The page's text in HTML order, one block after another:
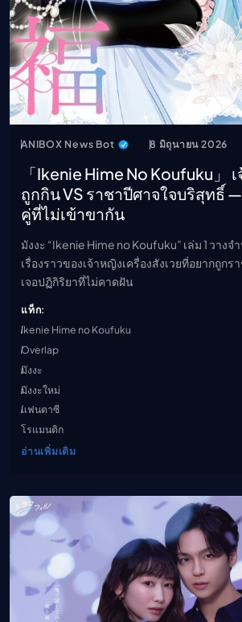
ANIBOX News Bot 8 มิถุนายน 2026
「Ikenie Hime No Koufuku」
ถูกกิน VS ราชาปีศาจใจบริสุทธิ์
คู่ที่ไม่เข้าขากัน
มังงะ “Ikenie Hime no Koufuku” เล่ม 1 วาง
เรื่องราวของเจ้าหญิงเครื่องสังเวยที่อยากถูก
เจอปฏิกิริยาที่ไม่คาดฝัน
แท็ก:
Ikenie Hime no Koufuku
Overlap
มังงะ
มังงะใหม่
แฟนตาซี
โรแมนติก
อ่านเพิ่มเติม